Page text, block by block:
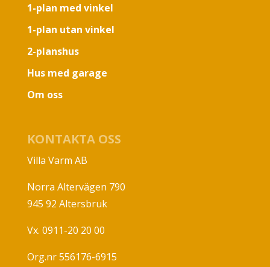
1-plan med vinkel
1-plan utan vinkel
2-planshus
Hus med garage
Om oss
KONTAKTA OSS
Villa Varm AB
Norra Altervägen 790
945 92 Altersbruk
Vx. 0911-20 20 00
Org.nr 556176-6915